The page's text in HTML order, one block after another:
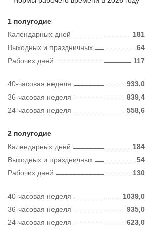
1 полугодие
Календарных дней
181
Рабочих дней 117
Выходных и праздничных 64
40-часовая неделя
933,0
36-часовая неделя
839,4
24-часовая неделя
558,6
2 полугодие
Календарных дней
184
Рабочих дней 130
Выходных и праздничных 54
40-часовая неделя
1039,0
36-часовая неделя
935,0
24-часовая неделя
623,0